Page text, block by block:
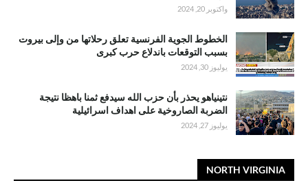
واكتوبر 20, 2024
الخطوط الجوية الفرنسية تعلق رحلاتها من وإلى بيروت
بسبب التوقعات باندلاع حرب كبرى
يوليوز 30, 2024
نتينياهو يحذر بأن حزب الله سيدفع ثمنا باهظا نتيجة
الضربة الصاروخية على اهداف اسرائيلية
يوليوز 27, 2024
NORTH VIRGINIA